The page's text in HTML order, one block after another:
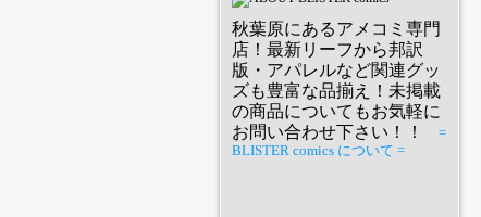
秋葉原にあるアメコミ専門
店！最新リーフから邦訳
版・アパレルなど関連グッ
ズも豊富な品揃え！未掲載
の商品についてもお気軽に
お問い合わせ下さい！！
=
BLISTER comics について =